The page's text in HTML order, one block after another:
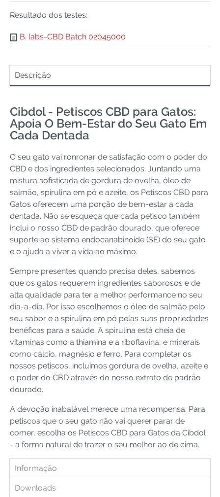
Resultado dos testes:
B. labs-CBD Batch 02045000
Descrição
Cibdol - Petiscos CBD para Gatos:
Apoia O Bem-Estar do Seu Gato Em
Cada Dentada
O seu gato vai ronronar de satisfação com o poder do
CBD e dos ingredientes selecionados. Juntando uma
mistura sofisticada de gordura de ovelha, óleo de
salmão, spirulina em pó e azeite, os Petiscos CBD para
Gatos oferecem uma porção de bem-estar a cada
dentada. Não se esqueça que cada petisco também
inclui o nosso CBD de padrão dourado, que oferece
suporte ao sistema endocanabinoide (SE) do seu gato
e o ajuda a viver a vida ao máximo.
Sempre presentes quando precisa deles, sabemos
que os gatos requerem ingredientes saborosos e de
alta qualidade para ter a melhor performance no seu
dia-a-dia. Por isso escolhemos o óleo de salmão pelo
seu sabor e a spirulina em pó pelas suas propriedades
benéficas para a saúde. A spirulina está cheia de
vitaminas como a thiamina e a riboflavina, e minerais
como cálcio, magnésio e ferro. Para completar os
nossos petiscos, incluímos gordura de ovelha, azeite e
o poder do CBD através do nosso extrato de padrão
dourado.
A devoção inabalável merece uma recompensa. Para
petiscos que o seu gato não vai querer parar de
comer, escolha os Petiscos CBD para Gatos da Cibdol
- a forma natural de trazer o seu melhor ao de cima.
Informação
Downloads